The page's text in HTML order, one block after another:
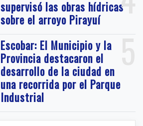
supervisó las obras hídricas
sobre el arroyo Pirayuí
5
Escobar: El Municipio y la
Provincia destacaron el
desarrollo de la ciudad en
una recorrida por el Parque
Industrial